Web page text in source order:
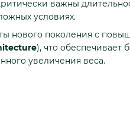
важны
условиях.
нового поколения с
), что обеспечивает
увеличения веса.